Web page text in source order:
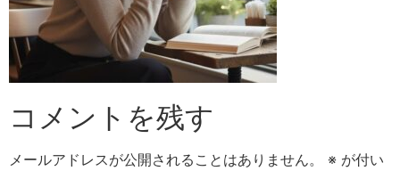
コメントを残す
メールアドレスが公開されることはありません。 ※ が付い